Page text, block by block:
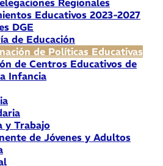
Regionales
Educativos 2023-2027
DGE
de Educación
de Políticas Educativas
de Centros Educativos de
Infancia
y Trabajo
de Jóvenes y Adultos